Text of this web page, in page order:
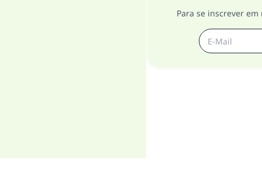
Para se inscrever